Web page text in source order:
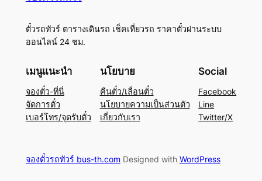
ตั๋วรถทัวร์ ตารางเดินรถ เช็คเที่ยวรถ ราคาตั๋วผ่านระบบ
ออนไลน์ 24 ชม.
เมนูแนะนำ
จองตั๋ว-ที่นี่
จัดการตั๋ว
เบอร์โทร/จุดรับตั๋ว
นโยบาย
คืนตั๋ว/เลื่อนตั๋ว
นโยบายความเป็นส่วนตัว
เกี่ยวกับเรา
Social
Facebook
Line
Twitter/X
จองตั๋วรถทัวร์ bus-th.comDesigned with WordPress